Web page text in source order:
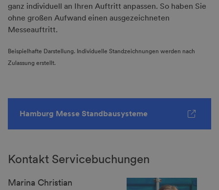
ganz individuell an Ihren Auftritt anpassen. So haben Sie
ohne großen Aufwand einen ausgezeichneten
Messeauftritt.
Beispielhafte Darstellung. Individuelle Standzeichnungen werden nach
Zulassung erstellt.
Hamburg Messe Standbausysteme
Kontakt Servicebuchungen
Marina Christian